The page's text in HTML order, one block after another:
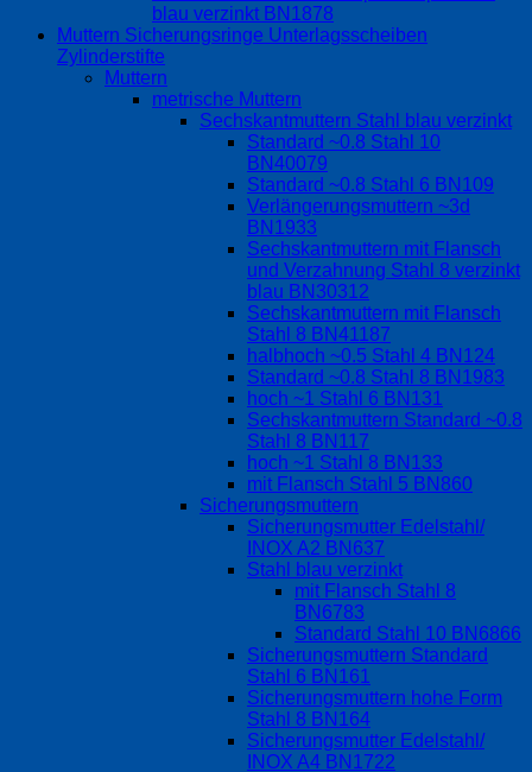
blau verzinkt BN1878
Muttern Sicherungsringe Unterlagsscheiben
Zylinderstifte
Muttern
metrische Muttern
Sechskantmuttern Stahl blau verzinkt
Standard ~0.8 Stahl 10
BN40079
Standard ~0.8 Stahl 6 BN109
Verlängerungsmuttern ~3d
BN1933
Sechskantmuttern mit Flansch
und Verzahnung Stahl 8 verzinkt
blau BN30312
Sechskantmuttern mit Flansch
Stahl 8 BN41187
halbhoch ~0.5 Stahl 4 BN124
Standard ~0.8 Stahl 8 BN1983
hoch ~1 Stahl 6 BN131
Sechskantmuttern Standard ~0.8
Stahl 8 BN117
hoch ~1 Stahl 8 BN133
mit Flansch Stahl 5 BN860
Sicherungsmuttern
Sicherungsmutter Edelstahl/
INOX A2 BN637
Stahl blau verzinkt
mit Flansch Stahl 8
BN6783
Standard Stahl 10 BN6866
Sicherungsmuttern Standard
Stahl 6 BN161
Sicherungsmuttern hohe Form
Stahl 8 BN164
Sicherungsmutter Edelstahl/
INOX A4 BN1722